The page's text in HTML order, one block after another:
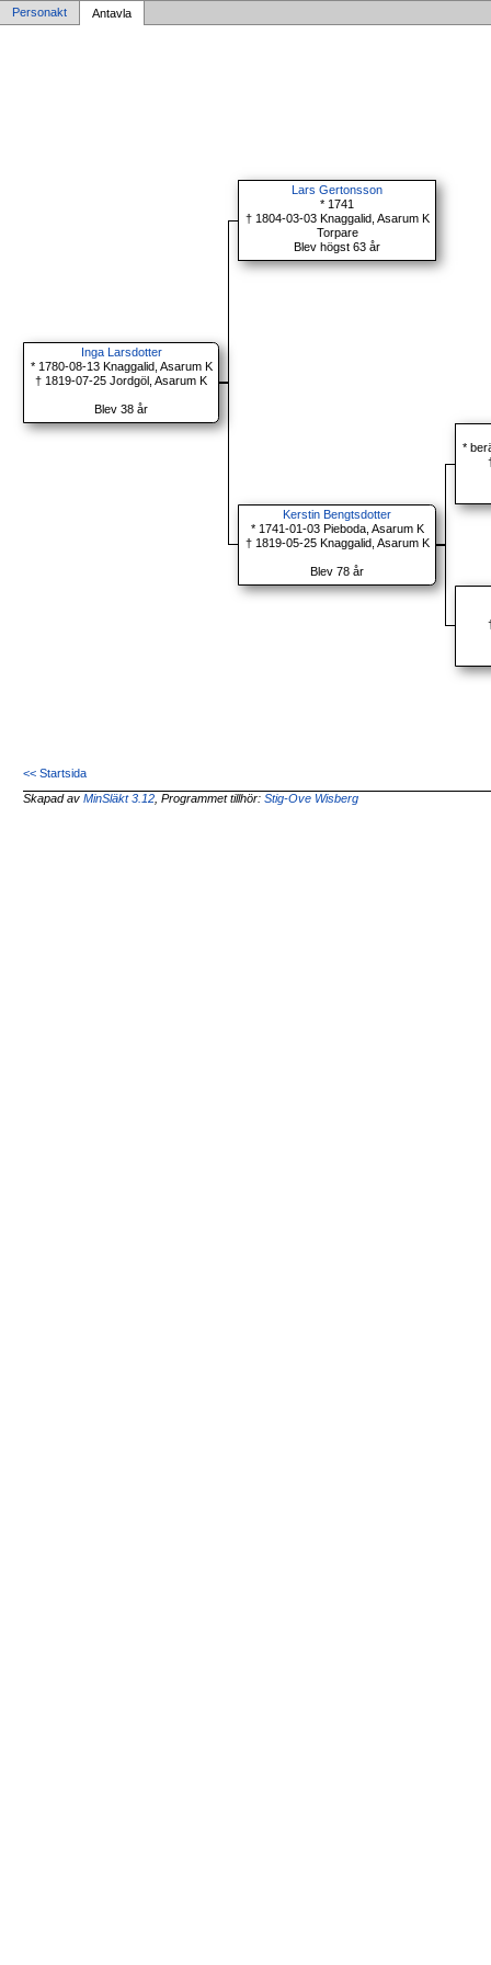
Personakt Antavla
Inga Larsdotter
* 1780-08-13 Knaggalid, Asarum K
† 1819-07-25 Jordgöl, Asarum K
Blev 38 år
Lars Gertonsson
* 1741
† 1804-03-03 Knaggalid, Asarum K
Torpare
Blev högst 63 år
Kerstin Bengtsdotter
* 1741-01-03 Pieboda, Asarum K
† 1819-05-25 Knaggalid, Asarum K
Blev 78 år
*
<< Startsida
Skapad avMinSläkt 3.12 , Programmet tillhör:Stig-Ove Wisberg